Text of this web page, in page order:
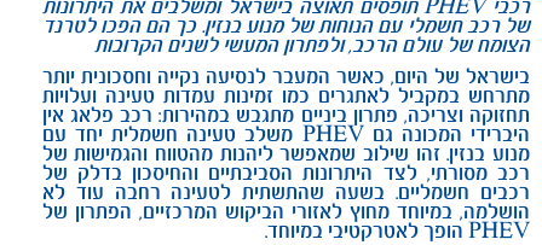
רכבי PHEV
תופסים תאוצה בישראל ומשלבים את היתרונות
של רכב חשמלי עם הנוחות של מנוע בנזין. כך הם הפכו לטרנד
הצומח של עולם הרכב, ולפתרון המעשי לשנים הקרובות
בישראל של היום, כאשר המעבר לנסיעה נקייה וחסכונית יותר
מתרחש במקביל לאתגרים כמו זמינות עמדות טעינה ועלויות
תחזוקה וצריכה, פתרון ביניים מתגבש במהירות: רכב פלאג אין
היברידי המכונה גם PHEV
משלב טעינה חשמלית יחד עם
מנוע בנזין. זהו שילוב שמאפשר ליהנות מהטווח והגמישות של
רכב מסורתי, לצד היתרונות הסביבתיים והחיסכון בדלק של
רכבים חשמליים. בשעה שהתשתית לטעינה רחבה עוד לא
הושלמה, במיוחד מחוץ לאזורי הביקוש המרכזיים, הפתרון של
PHEV הופך לאטרקטיבי במיוחד.